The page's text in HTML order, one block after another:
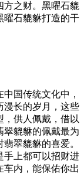
方之财。黑曜石貔
曜石貔貅打造的干
国传统文化中，
漫长的岁月，这些
，供人佩戴，借以
翠貔貅的佩戴最为
翠貔貅的喜爱。
手上都可以招财进
车内，能保佑你出